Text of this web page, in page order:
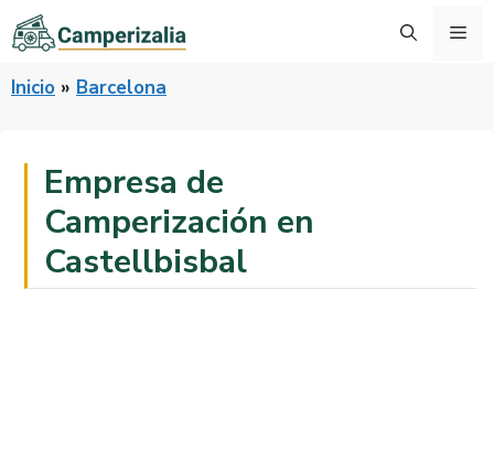
Saltar
al
Inicio » Barcelona
Empresa de
Camperización en
Castellbisbal